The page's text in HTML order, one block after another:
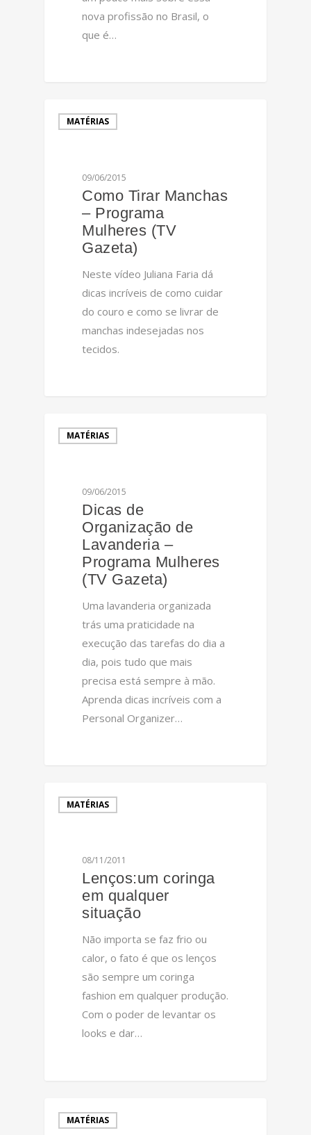
nova profissão no Brasil, o
que é…
MATÉRIAS
09/06/2015
Como Tirar Manchas
– Programa
Mulheres (TV
Gazeta)
Neste vídeo Juliana Faria dá
dicas incríveis de como cuidar
do couro e como se livrar de
manchas indesejadas nos
tecidos.
MATÉRIAS
09/06/2015
Dicas de
Organização de
Lavanderia –
Programa Mulheres
(TV Gazeta)
Uma lavanderia organizada
trás uma praticidade na
execução das tarefas do dia a
dia, pois tudo que mais
precisa está sempre à mão.
Aprenda dicas incríveis com a
Personal Organizer…
MATÉRIAS
08/11/2011
Lenços:um coringa
em qualquer
situação
Não importa se faz frio ou
calor, o fato é que os lenços
são sempre um coringa
fashion em qualquer produção.
Com o poder de levantar os
looks e dar…
MATÉRIAS